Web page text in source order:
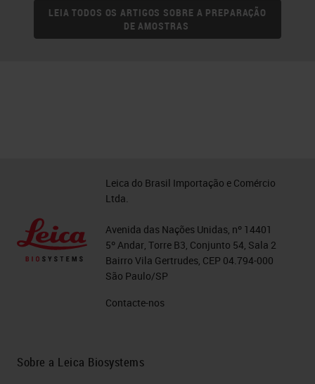
LEIA TODOS OS ARTIGOS SOBRE A PREPARAÇÃO
DE AMOSTRAS
Leica do Brasil Importação e Comércio
Ltda.
Avenida das Nações Unidas, nº 14401
5º Andar, Torre B3, Conjunto 54, Sala 2
Bairro Vila Gertrudes, CEP 04.794-000
São Paulo/SP
Contacte-nos
Sobre a Leica Biosystems